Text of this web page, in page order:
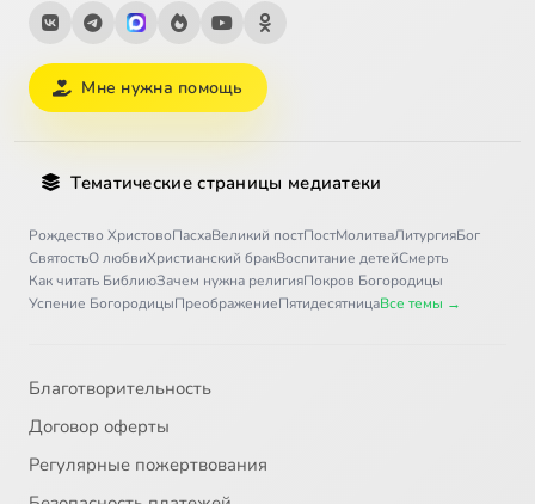
Мне нужна помощь
Тематические страницы медиатеки
Рождество ХристовоПасхаВеликий постПостМолитваЛитургияБог
СвятостьО любвиХристианский бракВоспитание детейСмерть
Как читать БиблиюЗачем нужна религияПокров Богородицы
Успение БогородицыПреображениеПятидесятницаВсе темы →
Благотворительность
Договор оферты
Регулярные пожертвования